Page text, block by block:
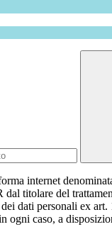
internet
dal titolare del
dati personali ex
caso, a